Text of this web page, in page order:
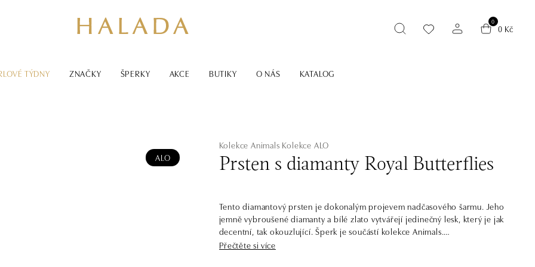
0
0 Kč
TÝDNY ZNAČKY ŠPERKY AKCE BUTIKY O NÁS KATALOG
ALO
Kolekce Animals Kolekce ALO
Prsten s diamanty Royal Butterflies
Tento diamantový prsten je dokonalým projevem nadčasového šarmu. Jeho
jemně vybroušené diamanty a bílé zlato vytvářejí jedinečný lesk, který je jak
decentní, tak okouzlující. Šperk je součástí kolekce Animals.
Přečtěte si více